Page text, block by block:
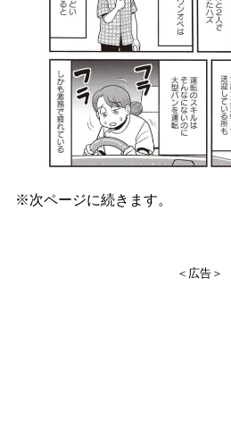
※次ページに続きます。
＜広告＞